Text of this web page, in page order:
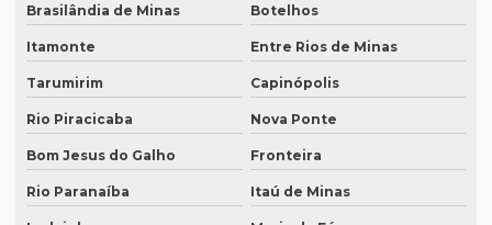
Legendagem em espanhol
Legendagem em inglês
Legendagem em português
Legendagem preço por minuto
Legendagem profissional
Legendagem rio de janeiro
Brasilândia de Minas Botelhos
Itamonte Entre Rios de Minas
Tarumirim Capinópolis
Rio Piracicaba Nova Ponte
Bom Jesus do Galho Fronteira
Rio Paranaíba Itaú de Minas